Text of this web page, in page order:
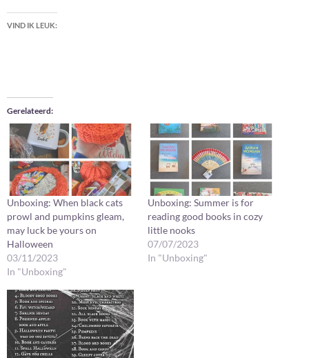
VIND IK LEUK:
Gerelateerd
Unboxing: When black cats
prowl and pumpkins gleam,
may luck be yours on
Halloween
03/11/2023
In "Unboxing"
Unboxing: Summer is for
reading good books in cozy
little nooks
07/07/2023
In "Unboxing"